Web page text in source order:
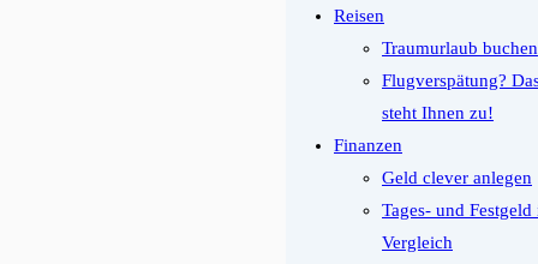
Reisen
Traumurlaub buchen
Flugverspätung?
steht Ihnen zu!
Finanzen
Geld clever anlegen
Tages- und Festgeld
Vergleich